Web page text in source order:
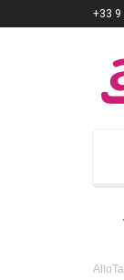
+33 9